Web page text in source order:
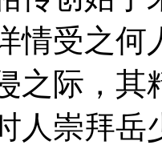
情受之何
之际，其
人崇拜